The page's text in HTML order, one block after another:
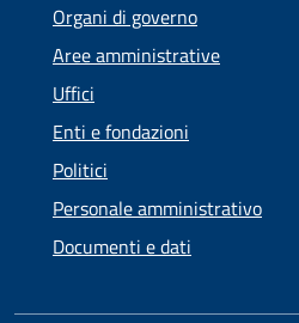
Organi di governo
Aree amministrative
Uffici
Enti e fondazioni
Politici
Personale amministrativo
Documenti e dati